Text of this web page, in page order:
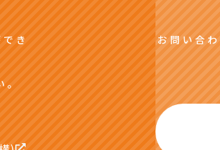
でき
。
お問い合